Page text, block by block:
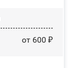
от 600 ₽